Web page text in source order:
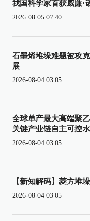
我国科学家首获威廉·
2026-08-05 07:40
石墨烯堆垛难题被攻
展
2026-08-04 03:05
全球单产最大高端聚
关键产业链自主可控
2026-08-04 03:05
【新知解码】菱方堆
2026-08-04 03:05